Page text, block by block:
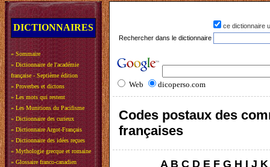
DICTIONNAIRES
» Sommaire
» Dictionnaire de l'académie
française - Septième édition
» Proverbes et dictons
» Les mots qui restent
» Les Munitions du Pacifisme
» Dictionnaire des curieux
» Dictionnaire Argot-Français
» Dictionnaire des idées reçues
» Mythologie grecque et romaine
» Glossaire franco-canadien
ce dictionnaire
Rechercher dans le dictionnaire
Web dicoperso.com
Codes postaux des
françaises
A B C D E F G H I J K